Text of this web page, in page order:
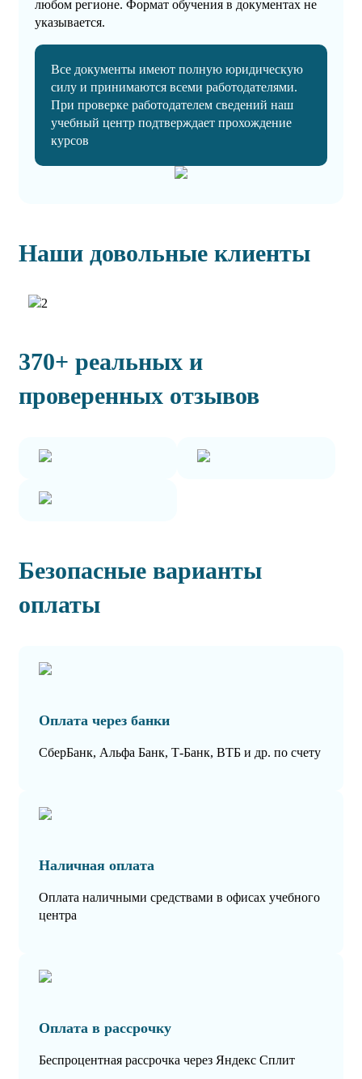
любом регионе. Формат обучения в документах не
указывается.
Все документы имеют полную юридическую
силу и принимаются всеми работодателями.
При проверке работодателем сведений наш
учебный центр подтверждает прохождение
курсов
Наши довольные клиенты
370+ реальных и
проверенных отзывов
Безопасные варианты
оплаты
Оплата через банки
СберБанк, Альфа Банк, Т-Банк, ВТБ и др. по счету
Наличная оплата
Оплата наличными средствами в офисах учебного
центра
Оплата в рассрочку
Беспроцентная рассрочка через Яндекс Сплит